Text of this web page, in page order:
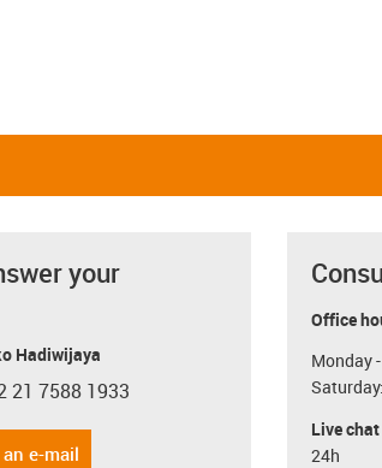
your
Hadiwijaya
phone
21 7588 1933
e-mail
Office
Monday
Live chat
24h